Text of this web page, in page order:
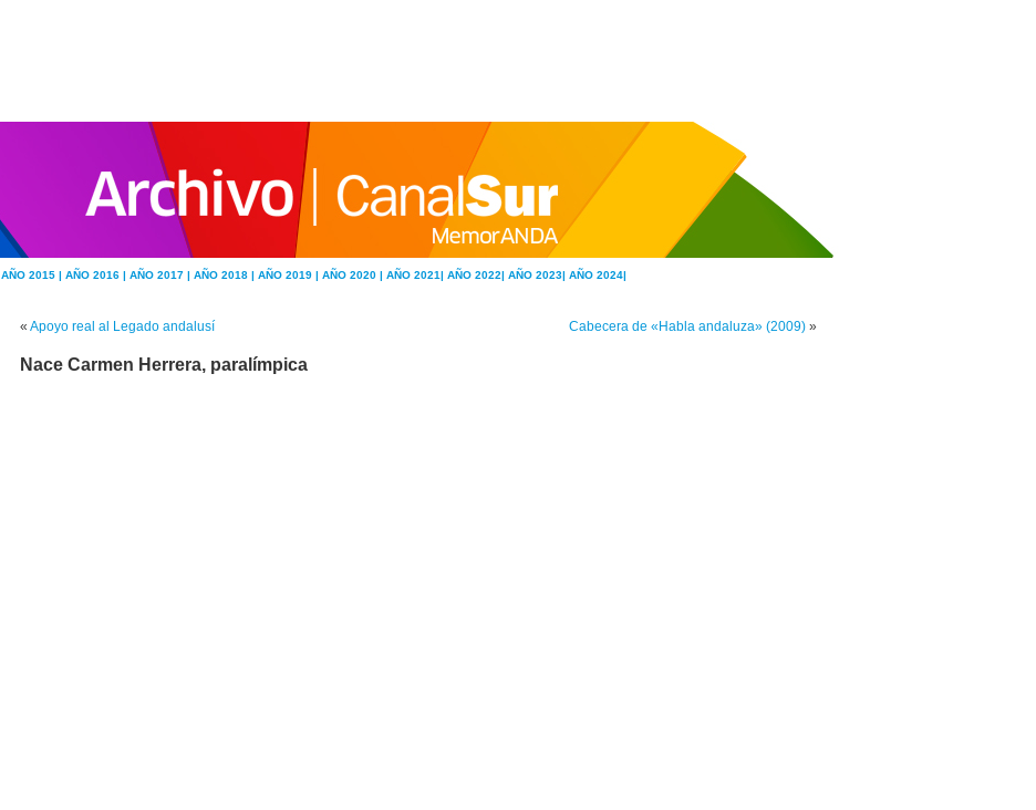
AÑO 2015 | AÑO 2016 | AÑO 2017 | AÑO 2018 | AÑO 2019 | AÑO 2020 | AÑO 2021| AÑO 2022| AÑO 2023| AÑO 2024|
« Apoyo real al Legado andalusí Cabecera de «Habla andaluza» (2009) »
Nace Carmen Herrera, paralímpica